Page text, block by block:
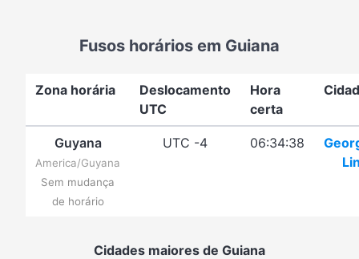
Fusos horários em Guiana
Zona horária
Deslocamento
UTC
Hora
certa
Guyana
America/Guyana
Sem mudança
de horário
UTC -4 06:34:38
Cidades maiores de Guiana